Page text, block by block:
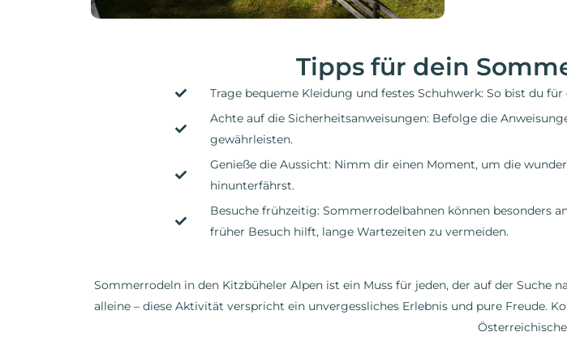
Tipps für dein
Trage bequeme Kleidung und festes Schuhwerk: So bist du
Achte auf die Sicherheitsanweisungen: Befolge die
gewährleisten.
Genieße die Aussicht: Nimm dir einen Moment, um die
hinunterfährst.
Besuche frühzeitig: Sommerrodelbahnen können besonders
früher Besuch hilft, lange Wartezeiten zu vermeiden.
Sommerrodeln in den Kitzbüheler Alpen ist ein Muss für jeden, der auf der Suche
alleine – diese Aktivität verspricht ein unvergessliches Erlebnis und pure Freude.